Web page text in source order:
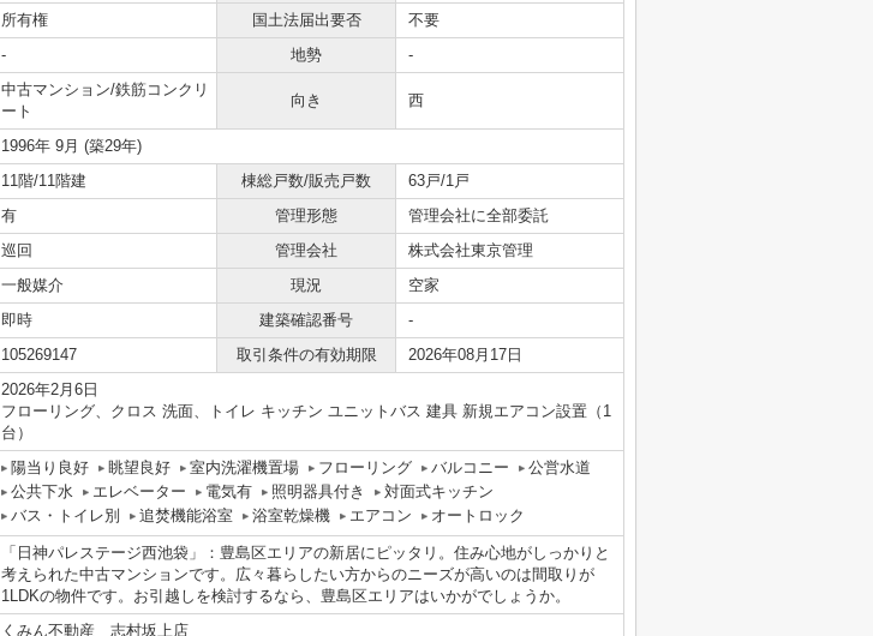
所有権 国土法届出要否
不要
- 地勢 -
中古マンション/鉄筋コンクリ
ート
向き 西
1996年 9月 (築29年)
11階/11階建 棟総戸数/販売戸数
63戸/1戸
有 管理形態
管理会社に全部委託
巡回 管理会社
株式会社東京管理
一般媒介 現況
空家
即時 建築確認番号
-
105269147 取引条件の有効期限 2026年08月17日
2026年2月6日
フローリング、クロス 洗面、トイレ キッチン ユニットバス 建具 新規エアコン設置（1
台）
陽当り良好 眺望良好 室内洗濯機置場 フローリング バルコニー
公営水道
公共下水
エレベーター 電気有 照明器具付き
対面式キッチン
バス・トイレ別
追焚機能浴室 浴室乾燥機 エアコン オートロック
「日神パレステージ西池袋」：豊島区エリアの新居にピッタリ。住み心地がしっかりと
考えられた中古マンションです。広々暮らしたい方からのニーズが高いのは間取りが
1LDKの物件です。お引越しを検討するなら、豊島区エリアはいかがでしょうか。
くみん不動産 志村坂上店